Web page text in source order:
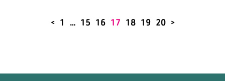
< 1 … 15 16 17 18 19 20 >